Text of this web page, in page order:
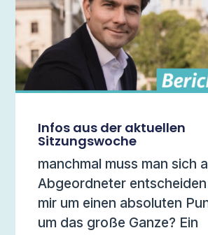
Infos aus der aktuellen
Sitzungswoche
manchmal muss man sich
Abgeordneter
mir um einen absoluten
um das große Ganze? Ein